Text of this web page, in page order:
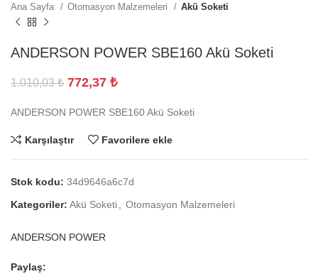
Ana Sayfa Otomasyon Malzemeleri Akü Soketi
ANDERSON POWER SBE160 Akü Soketi
1.010,03₺ 772,37 ₺
ANDERSON POWER SBE160 Akü Soketi
Karşılaştır Favorilere ekle
Stok kodu: 34d9646a6c7d
Kategoriler: Akü Soketi Otomasyon Malzemeleri
ANDERSON POWER
Paylaş: